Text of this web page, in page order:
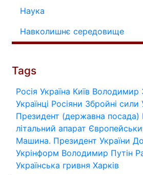
Наука
Навколишнє середовище
Tags
Росія Україна Київ Володимир
Українці Росіяни Збройні сили
Президент (державна посада)
літальний апарат
Машина. Президент України
Укрінформ Володимир Путін
Українська гривня Харків